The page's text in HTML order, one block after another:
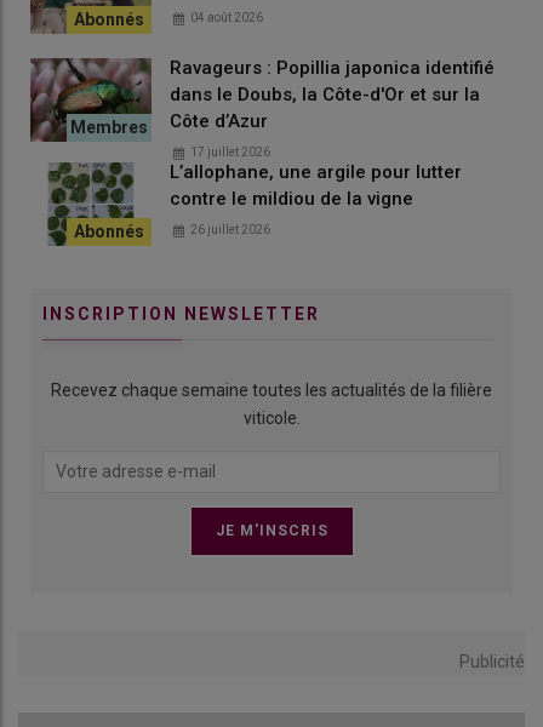
04 août 2026
Ravageurs : Popillia japonica identifié
dans le Doubs, la Côte-d'Or et sur la
Côte d’Azur
17 juillet 2026
L’allophane, une argile pour lutter
contre le mildiou de la vigne
26 juillet 2026
INSCRIPTION NEWSLETTER
Recevez chaque semaine toutes les actualités de la filière
viticole.
Publicité